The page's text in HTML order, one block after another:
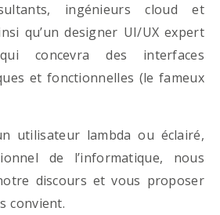
ingénieurs cloud et
qu’un designer UI/UX expert
concevra des interfaces
et fonctionnelles (le fameux
utilisateur lambda ou éclairé,
de l’informatique, nous
discours et vous proposer
convient.